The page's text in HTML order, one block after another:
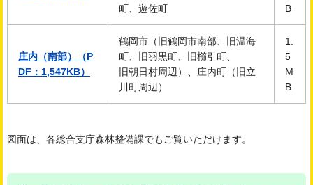
町、遊佐町
B
庄内（南部）（P
DF：1,547KB）
鶴岡市（旧鶴岡市南部、旧温海
町、旧羽黒町、旧櫛引町、
旧朝日村周辺）、庄内町（旧立
川町周辺）
1.
5
M
B
図面は、各総合支庁森林整備課でもご覧いただけます。